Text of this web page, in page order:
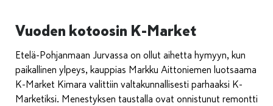
Vuoden kotoosin K-Market
Etelä-Pohjanmaan Jurvassa on ollut aihetta hymyyn, kun
paikallinen ylpeys, kauppias Markku Aittoniemen luotsaama
K-Market Kimara valittiin valtakunnallisesti parhaaksi K-
Marketiksi. Menestyksen taustalla ovat onnistunut remontti